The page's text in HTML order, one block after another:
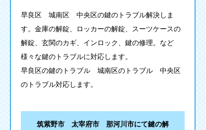
早良区 城南区 中央区の鍵のトラブル解決しま
す。金庫の解錠、ロッカーの解錠、スーツケースの
解錠、玄関のカギ、インロック、鍵の修理。など
様々な鍵のトラブルに対応します。
早良区の鍵のトラブル 城南区のトラブル 中央区
のトラブル対応します。
筑紫野市 太宰府市 那河川市にて鍵の解